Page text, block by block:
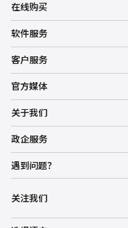
在线购买
软件服务
客户服务
官方媒体
关于我们
政企服务
遇到问题？
关注我们